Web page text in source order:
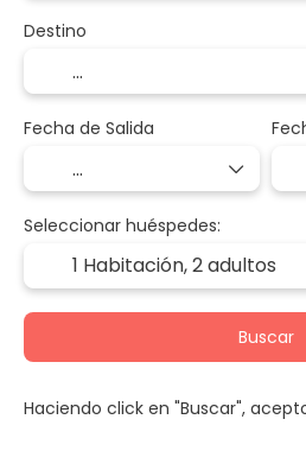
Destino
Fecha de Salida
Seleccionar huéspedes:
1 Habitación,2 adultos
Buscar
Haciendo click en "Buscar",